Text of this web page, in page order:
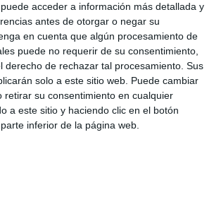
acceder a información más detallada y
antes de otorgar o negar su
en cuenta que algún procesamiento de
puede no requerir de su consentimiento,
derecho de rechazar tal procesamiento. Sus
solo a este sitio web. Puede cambiar
retirar su consentimiento en cualquier
a este sitio y haciendo clic en el botón
inferior de la página web.
a Empresas